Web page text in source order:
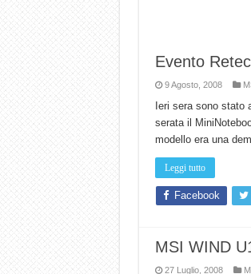
Evento
9 Agosto, 2008
Ieri sera sono stato
serata il
modello era una
Leggi tutto
Facebook
MSI WIND
27 Luglio, 2008